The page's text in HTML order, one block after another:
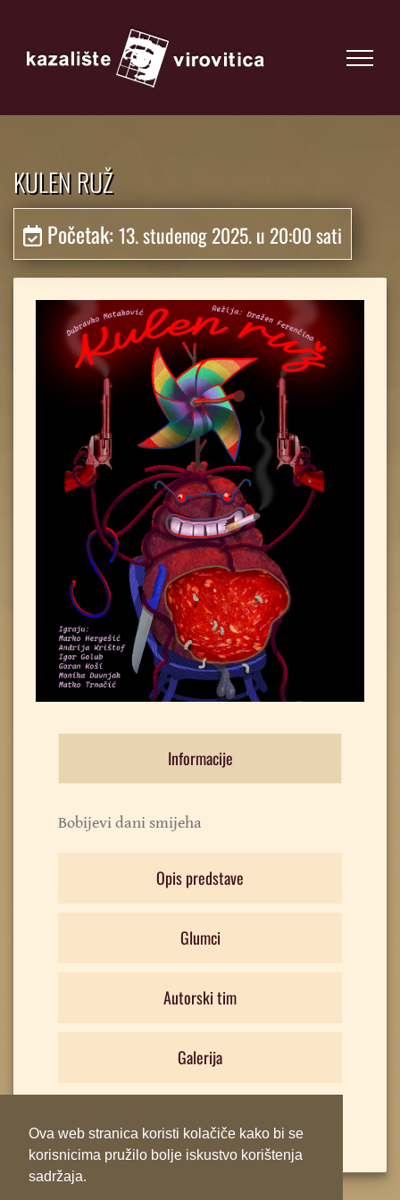
Ova web stranica koristi kolačiče kako bi se
korisnicima pružilo bolje iskustvo korištenja
sadržaja.
KULEN RUŽ
Početak: 13. studenog 2025. u 20:00 sati
Informacije
Bobijevi dani smijeha
Opis predstave
Glumci
Autorski tim
Galerija